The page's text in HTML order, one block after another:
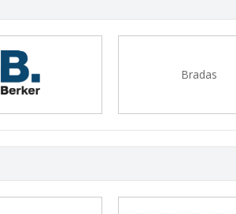
Bradas